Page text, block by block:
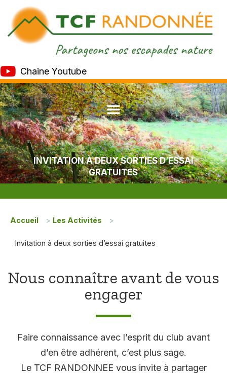
Chaine Youtube
INVITATION À DEUX SORTIES D’ESSAI
GRATUITES
Accueil > Les Activités >
Invitation à deux sorties d’essai gratuites
Nous connaître avant de vous
engager
Faire connaissance avec l’esprit du club avant
d’en être adhérent, c’est plus sage.
Le TCF RANDONNEE vous invite à partager